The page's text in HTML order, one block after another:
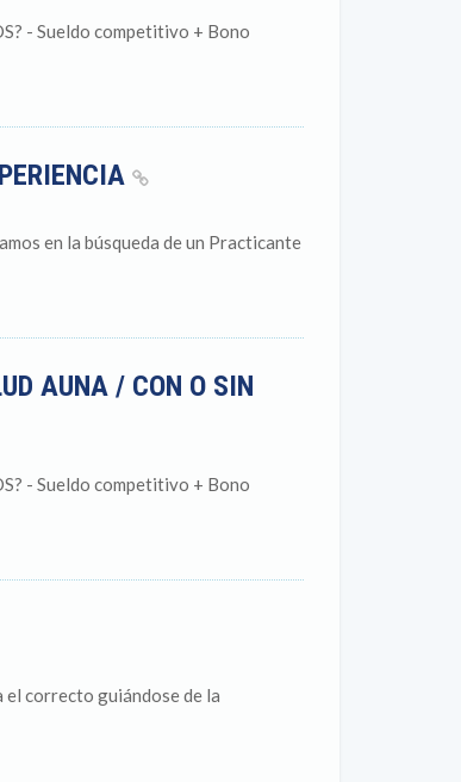
- Sueldo competitivo + Bono
en la búsqueda de un Practicante
AUNA / CON O SIN
- Sueldo competitivo + Bono
el correcto guiándose de la